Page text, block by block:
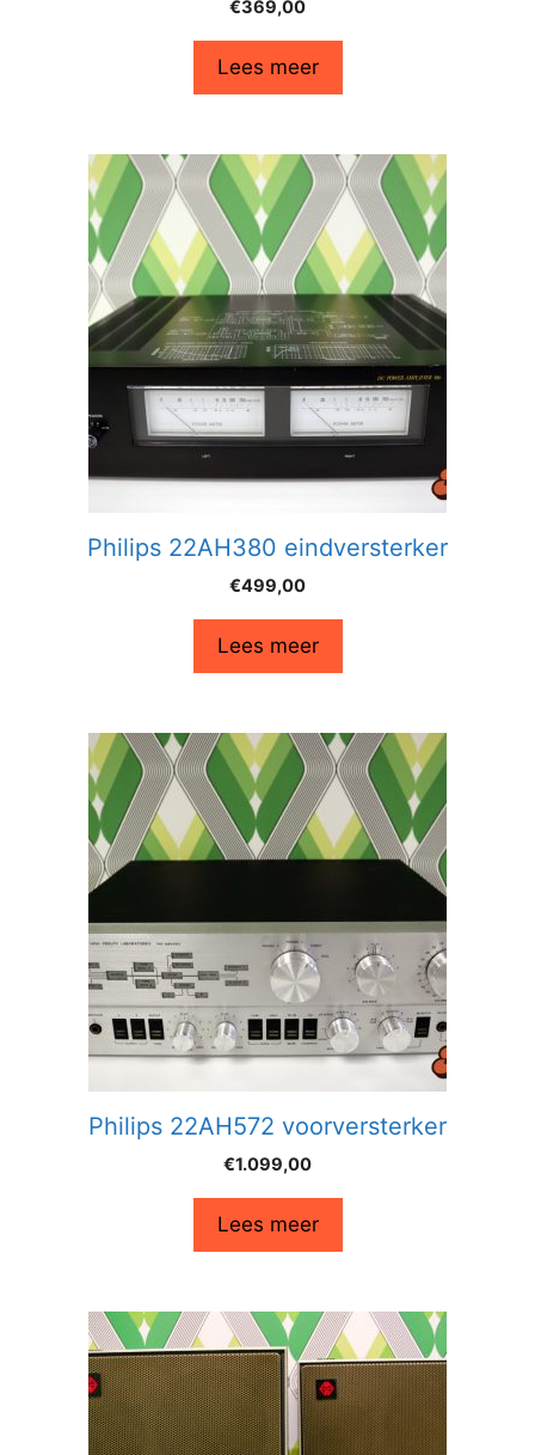
€369,00
Lees meer
Philips 22AH380 eindversterker
€499,00
Lees meer
Philips 22AH572 voorversterker
€1.099,00
Lees meer